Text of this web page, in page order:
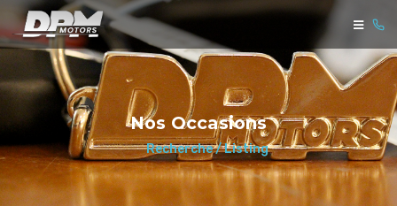
Nos Occasions
Recherche / Listing